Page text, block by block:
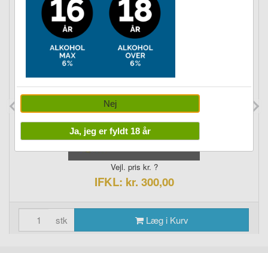
OUTLET TØJ til 300,- fx Jakker
Vejl. pris kr. ?
IFKL: kr. 300,00
stk Læg i Kurv
Nej
Ja, jeg er fyldt 18 år